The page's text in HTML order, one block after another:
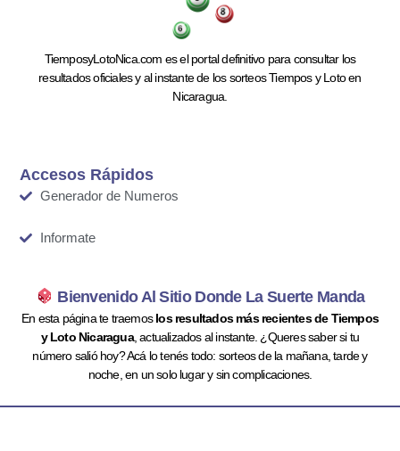
TiemposyLotoNica.com es el portal definitivo para consultar los
resultados oficiales y al instante de los sorteos Tiempos y Loto en
Nicaragua.
Accesos Rápidos
Generador de Numeros
Informate
Bienvenido Al Sitio Donde La Suerte Manda
En esta página te traemoslos resultados más recientes de Tiempos
y Loto Nicaragua, actualizados al instante. ¿Queres saber si tu
número salió hoy? Acá lo tenés todo: sorteos de la mañana, tarde y
noche, en un solo lugar y sin complicaciones.